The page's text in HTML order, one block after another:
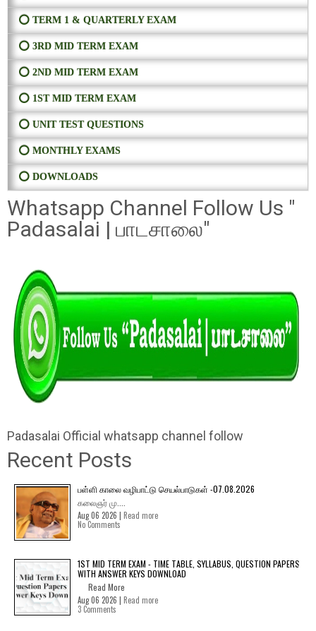
⭕ TERM 1 & QUARTERLY EXAM
⭕ 3RD MID TERM EXAM
⭕ 2ND MID TERM EXAM
⭕ 1ST MID TERM EXAM
⭕ UNIT TEST QUESTIONS
⭕ MONTHLY EXAMS
⭕ DOWNLOADS
Whatsapp Channel Follow Us "
Padasalai | பாடசாலை"
Padasalai Official whatsapp channel follow
Recent Posts
பள்ளி காலை வழிபாட்டு செயல்பாடுகள் -07.08.2026
கலைஞர் மு....
Aug 06 2026 | Read more
No Comments
1ST MID TERM EXAM - TIME TABLE, SYLLABUS, QUESTION PAPERS
WITH ANSWER KEYS DOWNLOAD
Read More
Aug 06 2026 | Read more
3 Comments